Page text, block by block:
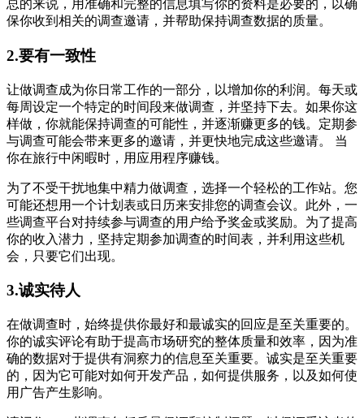
总的来说，用准确和完整的信息填写你的资料是必要的，以确
保你收到相关的调查邀请，并帮助保持调查数据的质量。
2.要有一致性
让做调查成为你日常工作的一部分，以增加你的利润。每天或
每周设定一个特定的时间段来做调查，并坚持下去。如果你这
样做，你就能保持调查的可能性，并逐渐赚更多的钱。定期参
与调查可能会带来更多的邀请，并更快地完成这些邀请。 当
你在旅行中闲暇时，用应用程序赚钱。
为了不受干扰地集中精力做调查，选择一个轻松的工作站。您
可能还想用一个计划表或日历来安排您的调查会议。此外，一
些调查平台对持续参与调查的用户给予奖金或奖励。为了提高
你的收入潜力，坚持定期参加调查的时间表，并利用这些机
会，只要它们出现。
3.诚实待人
在做调查时，始终提供你最好和最诚实的回应是至关重要的。
你的诚实评论有助于提高市场研究的整体质量和效率，因为准
确的数据对于提供有洞察力的信息至关重要。诚实是至关重要
的，因为它可能对如何开发产品，如何提供服务，以及如何使
用广告产生影响。